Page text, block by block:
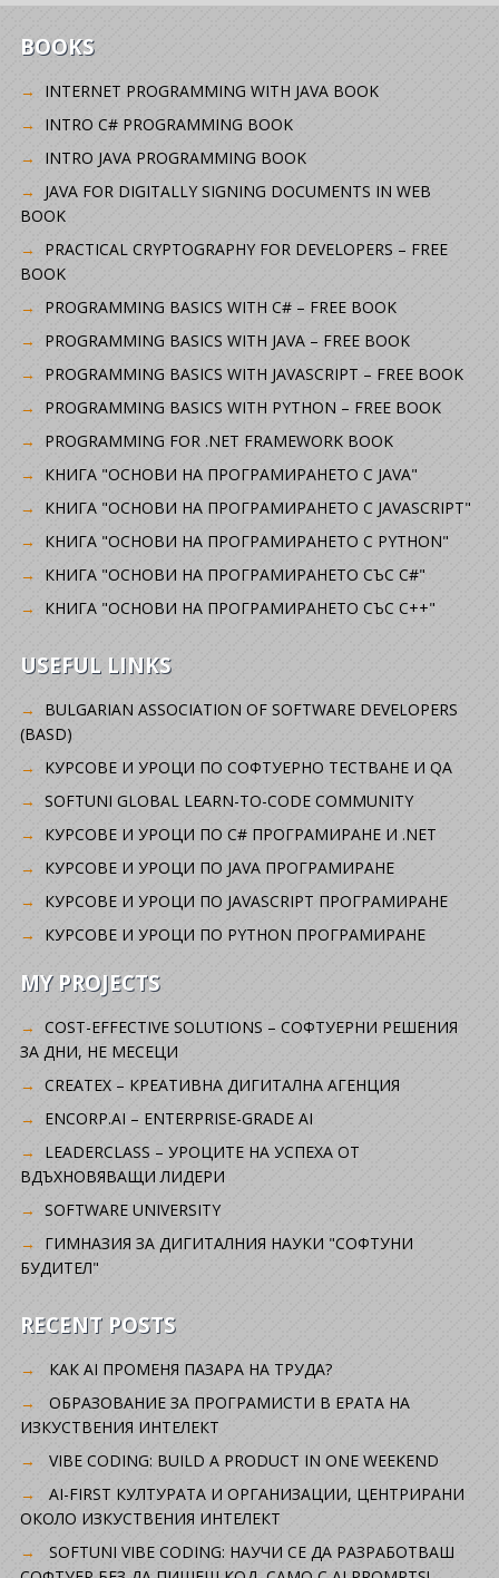
BOOKS
INTERNET PROGRAMMING WITH JAVA BOOK
INTRO C# PROGRAMMING BOOK
INTRO JAVA PROGRAMMING BOOK
JAVA FOR DIGITALLY SIGNING DOCUMENTS IN WEB
BOOK
PRACTICAL CRYPTOGRAPHY FOR DEVELOPERS – FREE
BOOK
PROGRAMMING BASICS WITH C# – FREE BOOK
PROGRAMMING BASICS WITH JAVA – FREE BOOK
PROGRAMMING BASICS WITH JAVASCRIPT – FREE BOOK
PROGRAMMING BASICS WITH PYTHON – FREE BOOK
PROGRAMMING FOR .NET FRAMEWORK BOOK
КНИГА "ОСНОВИ НА ПРОГРАМИРАНЕТО С JAVA"
КНИГА "ОСНОВИ НА ПРОГРАМИРАНЕТО С JAVASCRIPT"
КНИГА "ОСНОВИ НА ПРОГРАМИРАНЕТО С PYTHON"
КНИГА "ОСНОВИ НА ПРОГРАМИРАНЕТО СЪС C#"
КНИГА "ОСНОВИ НА ПРОГРАМИРАНЕТО СЪС C++"
USEFUL LINKS
BULGARIAN ASSOCIATION OF SOFTWARE DEVELOPERS
(BASD)
KУРСОВЕ И УРОЦИ ПО СОФТУЕРНО ТЕСТВАНЕ И QA
SOFTUNI GLOBAL LEARN-TO-CODE COMMUNITY
КУРСОВЕ И УРОЦИ ПО C# ПРОГРАМИРАНЕ И .NET
КУРСОВЕ И УРОЦИ ПО JAVA ПРОГРАМИРАНЕ
КУРСОВЕ И УРОЦИ ПО JAVASCRIPT ПРОГРАМИРАНЕ
КУРСОВЕ И УРОЦИ ПО PYTHON ПРОГРАМИРАНЕ
MY PROJECTS
COST-EFFECTIVE SOLUTIONS – СОФТУЕРНИ РЕШЕНИЯ
ЗА ДНИ, НЕ МЕСЕЦИ
CREATEX – КРЕАТИВНА ДИГИТАЛНА АГЕНЦИЯ
ENCORP.AI – ENTERPRISE-GRADE AI
LEADERCLASS – УРОЦИТЕ НА УСПЕХА ОТ
ВДЪХНОВЯВАЩИ ЛИДЕРИ
SOFTWARE UNIVERSITY
ГИМНАЗИЯ ЗА ДИГИТАЛНИЯ НАУКИ "СОФТУНИ
БУДИТЕЛ"
RECENT POSTS
КАК AI ПРОМЕНЯ ПАЗАРА НА ТРУДА?
ОБРАЗОВАНИЕ ЗА ПРОГРАМИСТИ В ЕРАТА НА
ИЗКУСТВЕНИЯ ИНТЕЛЕКТ
VIBE CODING: BUILD A PRODUCT IN ONE WEEKEND
AI-FIRST КУЛТУРАТА И ОРГАНИЗАЦИИ, ЦЕНТРИРАНИ
ОКОЛО ИЗКУСТВЕНИЯ ИНТЕЛЕКТ
SOFTUNI VIBE CODING: НАУЧИ СЕ ДА РАЗРАБОТВАШ